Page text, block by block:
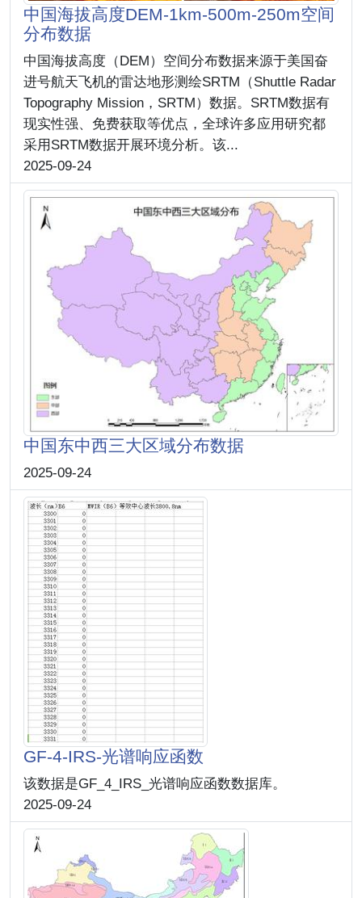
中国海拔高度DEM-1km-500m-250m空间
分布数据
中国海拔高度（DEM）空间分布数据来源于美国奋
进号航天飞机的雷达地形测绘SRTM（Shuttle Radar
Topography Mission，SRTM）数据。SRTM数据有
现实性强、免费获取等优点，全球许多应用研究都
采用SRTM数据开展环境分析。该...
2025-09-24
中国东中西三大区域分布数据
2025-09-24
GF-4-IRS-光谱响应函数
该数据是GF_4_IRS_光谱响应函数数据库。
2025-09-24